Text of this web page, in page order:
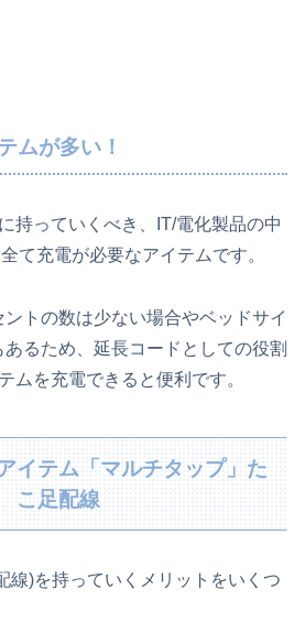
ムが多い！
持っていくべき、IT/電化製品の中
て充電が必要なアイテムです。
トの数は少ない場合やベッドサイ
あるため、延長コードとしての役割
ムを充電できると便利です。
イテム「マルチタップ」た
こ足配線
線)を持っていくメリットをいくつ